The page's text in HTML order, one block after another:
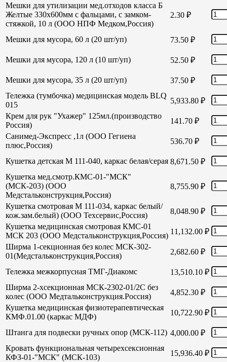
Мешки для утилизации мед.отходов класса Б
Желтые 330х600мм с фальцами, с замком-
стяжкой, 10 л (ООО НПФ Медком,Россия)
2.30 ₽
Мешки для мусора, 60 л (20 шт/уп) 73.50 ₽
Мешки для мусора, 120 л (10 шт/уп) 52.50 ₽
Мешки для мусора, 35 л (20 шт/уп) 37.50 ₽
Тележка (тумбочка) медицинская модель BLQ
015
5,933.80 ₽
Крем для рук "Ухажер" 125мл.(производство
Россия)
141.70 ₽
Санимед-Экспресс ,1л (ООО Гегиена
плюс,Россия)
536.70 ₽
Кушетка детская М 111-040, каркас белая/серая 8,671.50 ₽
Кушетка мед.смотр.КМС-01-"МСК"
(МСК-203) (ООО
Медстальконструкция,Россия)
8,755.90 ₽
Кушетка смотровая М 111-034, каркас белый/
кож.зам.белый) (ООО Техсервис,Россия)
8,048.90 ₽
Кушетка медицинская смотровая КМС-01
МСК 203 (ООО Медстальконструкция,Россия) 11,132.00 ₽
Ширма 1-секционная без колес МСК-302-
01(Медстальконструкция,Россия)
2,682.60 ₽
Тележка межкорпусная ТМГ-Диакомс 13,510.10 ₽
Ширма 2-хсекционная МСК-2302-01/2С без
колес (ООО Медтальконструкция.Россия)
4,852.30 ₽
Кушетка медицинская физиотерапевтическая
КМФ.01.00 (каркас МДФ)
10,722.90 ₽
Штанга для подвески ручных опор (МСК-112) 4,000.00 ₽
Кровать функциональная четырехсексионная
КФЗ-01-"МСК" (МСК-103)
15,936.40 ₽